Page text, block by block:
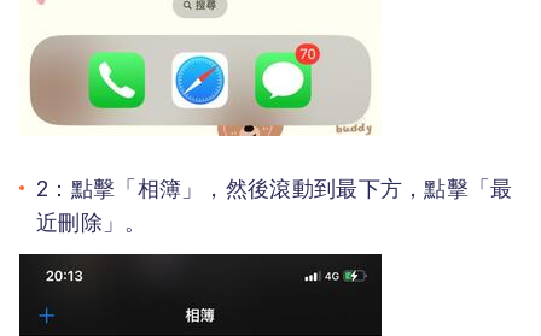
2：點擊「相簿」，然後滾動到最下方，點擊「最
近刪除」。